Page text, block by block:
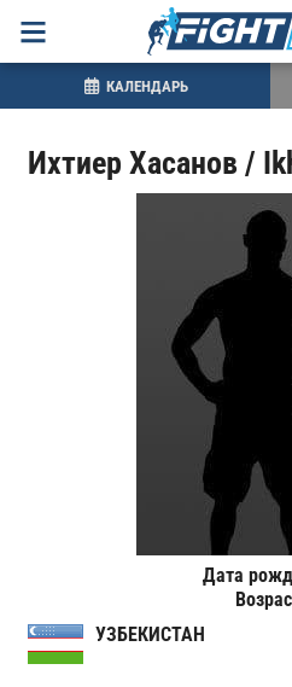
Ихтиер Хасанов /
Дата
УЗБЕКИСТАН
КАЛЕНДАРЬ